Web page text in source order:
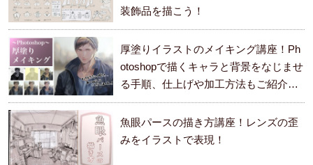
装飾品を描こう！
厚塗りイラストのメイキング講座！Ph
otoshopで描くキャラと背景をなじませ
る手順、仕上げや加工方法もご紹介し
ます。
魚眼パースの描き方講座！レンズの歪
みをイラストで表現！